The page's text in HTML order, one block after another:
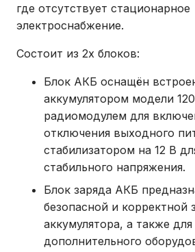
где отсутствует стационарное
электроснабжение.
Состоит из 2х блоков:
Блок АКБ оснащён
аккумулятором модели
радиомодулем для
отключения выходного
стабилизатором на 12 В
стабильного напряжения.
Блок заряда АКБ
безопасной и корректной
аккумулятора, а также
дополнительного